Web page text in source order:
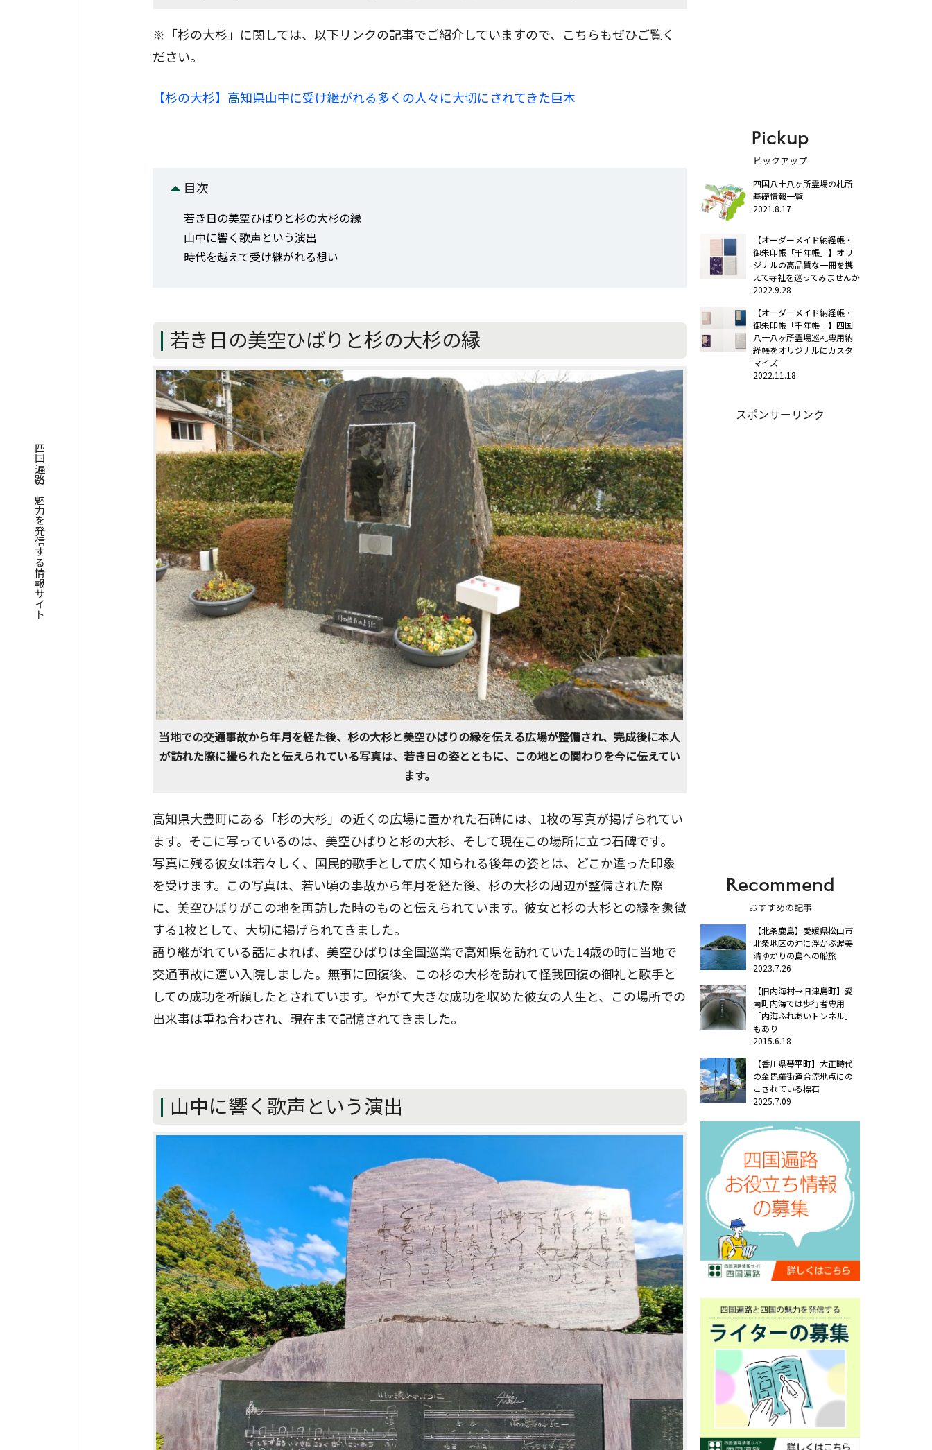
四国遍路の魅力を発信する情報サイト
※「杉の大杉」に関しては、以下リンクの記事でご紹介していますので、こちらもぜひご覧く
ださい。
【杉の大杉】高知県山中に受け継がれる多くの人々に大切にされてきた巨木
目次
若き日の美空ひばりと杉の大杉の縁
山中に響く歌声という演出
時代を越えて受け継がれる想い
若き日の美空ひばりと杉の大杉の縁
当地での交通事故から年月を経た後、杉の大杉と美空ひばりの縁を伝える広場が整備され、完成後に本人
が訪れた際に撮られたと伝えられている写真は、若き日の姿とともに、この地との関わりを今に伝えてい
ます。
高知県大豊町にある「杉の大杉」の近くの広場に置かれた石碑には、1枚の写真が掲げられてい
ます。そこに写っているのは、美空ひばりと杉の大杉、そして現在この場所に立つ石碑です。
写真に残る彼女は若々しく、国民的歌手として広く知られる後年の姿とは、どこか違った印象
を受けます。この写真は、若い頃の事故から年月を経た後、杉の大杉の周辺が整備された際
に、美空ひばりがこの地を再訪した時のものと伝えられています。彼女と杉の大杉との縁を象徴
する1枚として、大切に掲げられてきました。
語り継がれている話によれば、美空ひばりは全国巡業で高知県を訪れていた14歳の時に当地で
交通事故に遭い入院しました。無事に回復後、この杉の大杉を訪れて怪我回復の御礼と歌手と
しての成功を祈願したとされています。やがて大きな成功を収めた彼女の人生と、この場所での
出来事は重ね合わされ、現在まで記憶されてきました。
山中に響く歌声という演出
Pickup
ピックアップ
四国八十八ヶ所霊場の札所
基礎情報一覧
2021.8.17
【オーダーメイド納経帳・
御朱印帳「千年帳」】オリ
ジナルの高品質な一冊を携
えて寺社を巡ってみませんか
2022.9.28
【オーダーメイド納経帳・
御朱印帳「千年帳」】四国
八十八ヶ所霊場巡礼専用納
経帳をオリジナルにカスタ
マイズ
2022.11.18
スポンサーリンク
Recommend
おすすめの記事
【北条鹿島】愛媛県松山市
北条地区の沖に浮かぶ渥美
清ゆかりの島への船旅
2023.7.26
【旧内海村→旧津島町】愛
南町内海では歩行者専用
「内海ふれあいトンネル」
もあり
2015.6.18
【香川県琴平町】大正時代
の金毘羅街道合流地点にの
こされている標石
2025.7.09